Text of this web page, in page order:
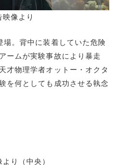
映像より
場。背中に装着していた危険
ームが実験事故により暴走
才物理学者オットー・オクタ
を何としても成功させる執念
り（中央）